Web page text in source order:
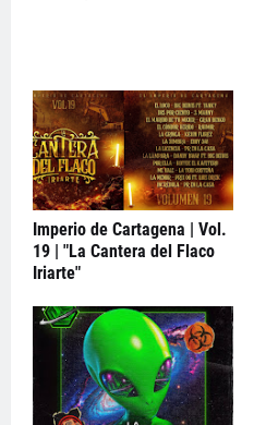
Imperio de Cartagena | Vol.
19 | "La Cantera del Flaco
Iriarte"